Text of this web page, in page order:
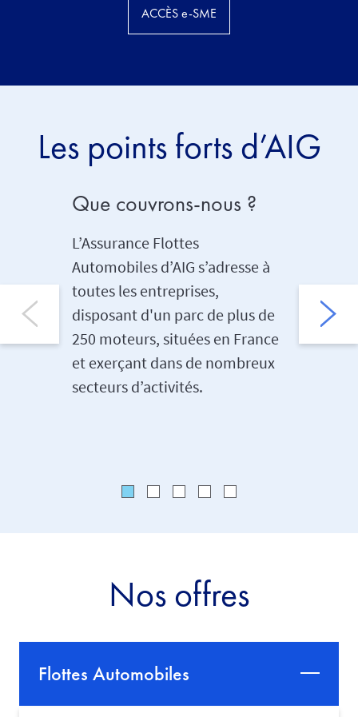
ACCÈS e-SME
Les points forts d’AIG
Que couvrons-nous ?
L’Assurance Flottes
Automobiles d’AIG s’adresse à
toutes les entreprises,
disposant d'un parc de plus de
250 moteurs, situées en France
et exerçant dans de nombreux
secteurs d’activités.
de
que
Nos offres
Flottes Automobiles